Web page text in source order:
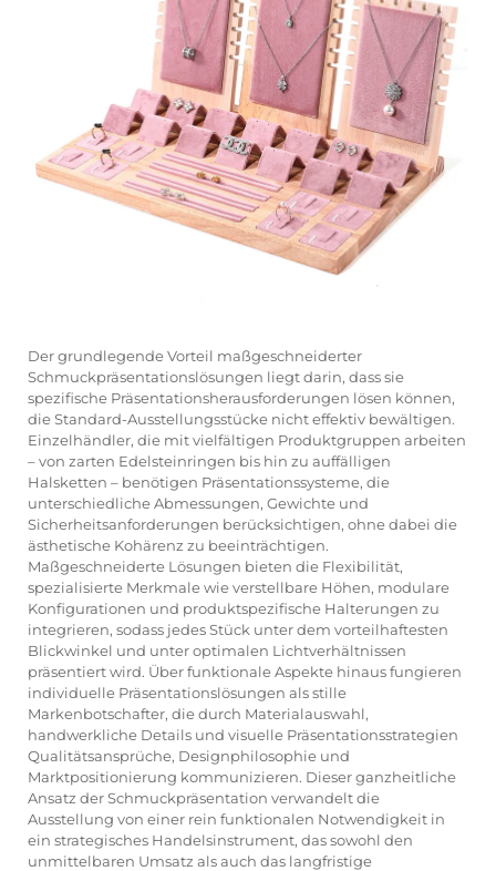
Der grundlegende Vorteil maßgeschneiderter
Schmuckpräsentationslösungen liegt darin, dass sie
spezifische Präsentationsherausforderungen lösen können,
die Standard-Ausstellungsstücke nicht effektiv bewältigen.
Einzelhändler, die mit vielfältigen Produktgruppen arbeiten
– von zarten Edelsteinringen bis hin zu auffälligen
Halsketten – benötigen Präsentationssysteme, die
unterschiedliche Abmessungen, Gewichte und
Sicherheitsanforderungen berücksichtigen, ohne dabei die
ästhetische Kohärenz zu beeinträchtigen.
Maßgeschneiderte Lösungen bieten die Flexibilität,
spezialisierte Merkmale wie verstellbare Höhen, modulare
Konfigurationen und produktspezifische Halterungen zu
integrieren, sodass jedes Stück unter dem vorteilhaftesten
Blickwinkel und unter optimalen Lichtverhältnissen
präsentiert wird. Über funktionale Aspekte hinaus fungieren
individuelle Präsentationslösungen als stille
Markenbotschafter, die durch Materialauswahl,
handwerkliche Details und visuelle Präsentationsstrategien
Qualitätsansprüche, Designphilosophie und
Marktpositionierung kommunizieren. Dieser ganzheitliche
Ansatz der Schmuckpräsentation verwandelt die
Ausstellung von einer rein funktionalen Notwendigkeit in
ein strategisches Handelsinstrument, das sowohl den
unmittelbaren Umsatz als auch das langfristige